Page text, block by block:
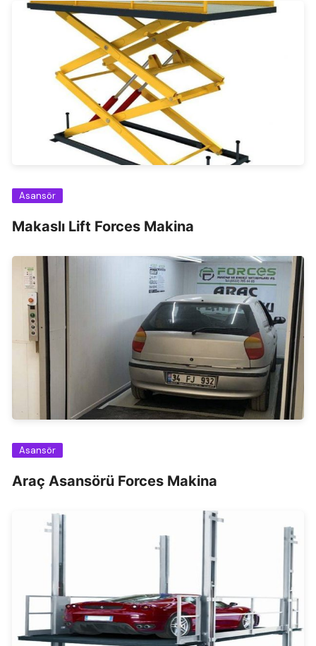
Asansör
Makaslı Lift Forces Makina
Asansör
Araç Asansörü Forces Makina